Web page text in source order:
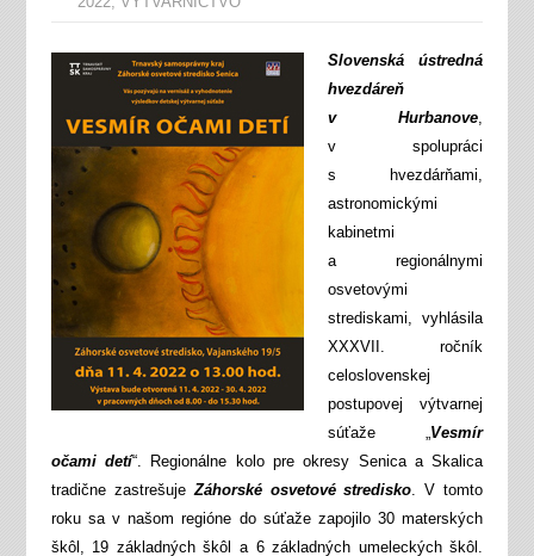
Slovenská ústredná
hvezdáreň
v Hurbanove,
v spolupráci
s hvezdárňami,
astronomickými
kabinetmi
a regionálnymi
osvetovými
strediskami, vyhlásila
XXXVII. ročník
celoslovenskej
postupovej výtvarnej
súťaže „Vesmír
očami detí“. Regionálne kolo pre okresy Senica a Skalica
tradične zastrešujeZáhorské osvetové stredisko. V tomto
roku sa v našom regióne do súťaže zapojilo 30 materských
škôl, 19 základných škôl a 6 základných umeleckých škôl.